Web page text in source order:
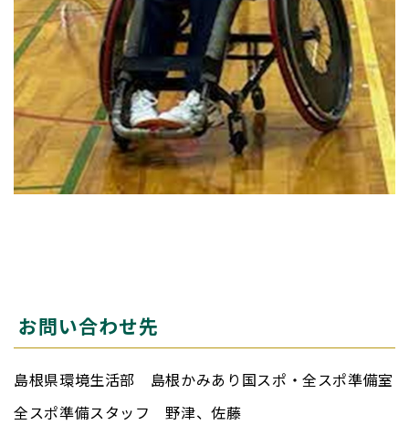
お問い合わせ先
島根県環境生活部 島根かみあり国スポ・全スポ準備室
全スポ準備スタッフ 野津、佐藤